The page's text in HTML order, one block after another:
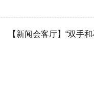
【新闻会客厅】“双手